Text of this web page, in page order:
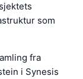
som
fra
i Synesis